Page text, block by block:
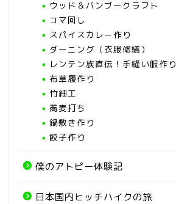
ウッド＆バンブークラフト
コマ回し
スパイスカレー作り
ダーニング（衣服修繕）
レンテン族直伝！手縫い服作り
布草履作り
竹細工
蕎麦打ち
鍋敷き作り
餃子作り
僕のアトピー体験記
日本国内ヒッチハイクの旅